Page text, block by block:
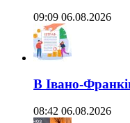
09:09 06.08.2026
В Івано-
08:42 06.08.2026